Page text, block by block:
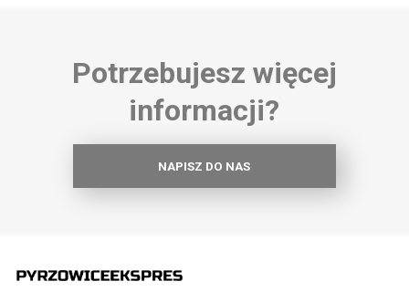
Potrzebujesz więcej
informacji?
NAPISZ DO NAS